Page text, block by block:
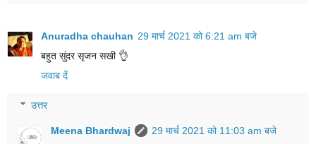
Anuradha chauhan 29 मार्च 2021 को 6:21 am बजे
बहुत सुंदर सृजन सखी 👌
जवाब दें
उत्तर
Meena Bhardwaj
29 मार्च 2021 को 11:03 am बजे